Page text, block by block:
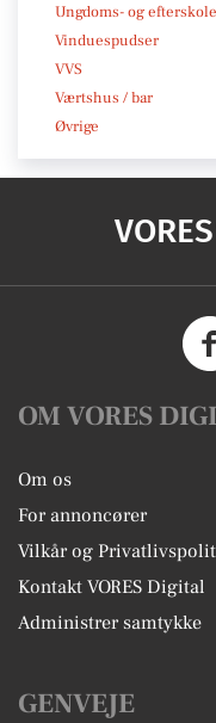
Ungdoms- og efterskole
Vinduespudser
VVS
Værtshus / bar
Øvrige
VORES
OM VORES
Om os
For annoncører
Vilkår og
Kontakt VORES Digital
Administrer samtykke
GENVEJE